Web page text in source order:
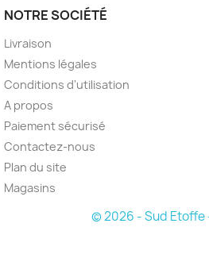
NOTRE SOCIÉTÉ
Livraison
Mentions légales
Conditions d'utilisation
A propos
Paiement sécurisé
Contactez-nous
Plan du site
Magasins
© 2026 - Sud Etoffe